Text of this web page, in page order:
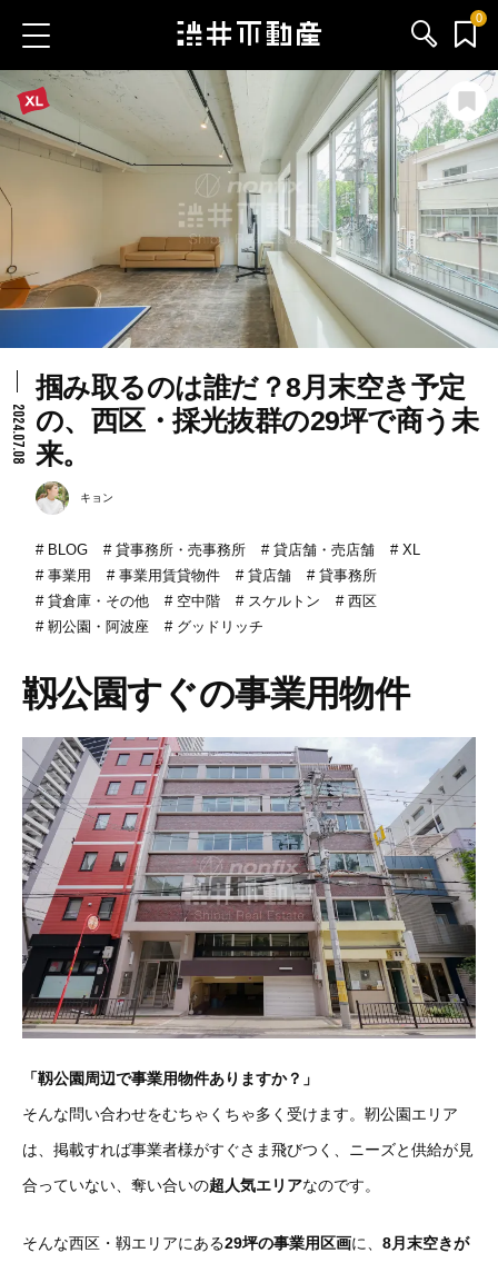
0
お気に入り物件 お問い合わせ
サービス内容
渋井不動産のメンバー
会社情報
2024.07.08
掴み取るのは誰だ？8月末空き予定
の、西区・採光抜群の29坪で商う未
来。
キョン
BLOG 貸事務所・売事務所 貸店舗・売店舗
XL
事業用
事業用賃貸物件 貸店舗
貸事務所
貸倉庫・その他
空中階 スケルトン
西区
靭公園・阿波座
グッドリッチ
靱公園すぐの事業用物件
「靱公園周辺で事業用物件ありますか？」
そんな問い合わせをむちゃくちゃ多く受けます。靭公園エリア
は、掲載すれば事業者様がすぐさま飛びつく、ニーズと供給が見
合っていない、奪い合いの超人気エリアなのです。
そんな西区・靱エリアにある29坪の事業用区画に、 8月末空きが